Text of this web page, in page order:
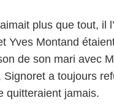
plus que tout, il
Yves Montand
de son mari avec
a toujours
quitteraient jamais.